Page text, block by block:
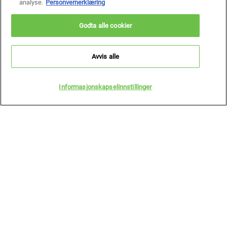
Jeg forstår at jeg når som helst enkelt kan trekke tilbake mitt samtykke
ved å klikke på lenken "avmeld" nederst i enhver e-post og administrere
mine preferanser. For å finne ut mer om dine rettigheter og hvordan
L’Oréal bruker informasjonen din, se vårpersonvernerklæring.*
Denne hjemmesiden er beskyttet av Cloudflare og tilhørende personvernerklæring
analyse. Personvernerklæring
Informasjonskapselinnstillinger
Avvis alle
Godta alle cookier